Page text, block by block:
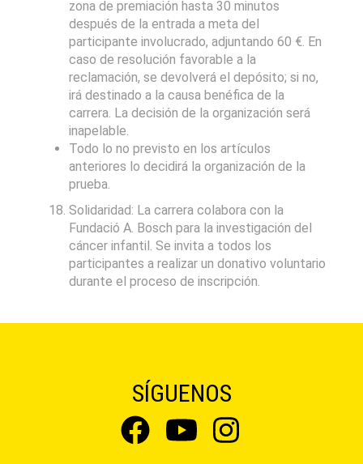
zona de premiación hasta 30 minutos
después de la entrada a meta del
participante involucrado, adjuntando 60 €. En
caso de resolución favorable a la
reclamación, se devolverá el depósito; si no,
irá destinado a la causa benéfica de la
carrera. La decisión de la organización será
inapelable.
Todo lo no previsto en los artículos
anteriores lo decidirá la organización de la
prueba.
Solidaridad: La carrera colabora con la
Fundació A. Bosch para la investigación del
cáncer infantil. Se invita a todos los
participantes a realizar un donativo voluntario
durante el proceso de inscripción.
SÍGUENOS